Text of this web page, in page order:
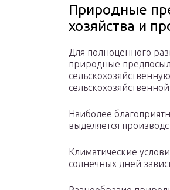
Природные
хозяйства и
Для полноценного
природные
Наиболее
выделяется
Климатические
солнечных дней